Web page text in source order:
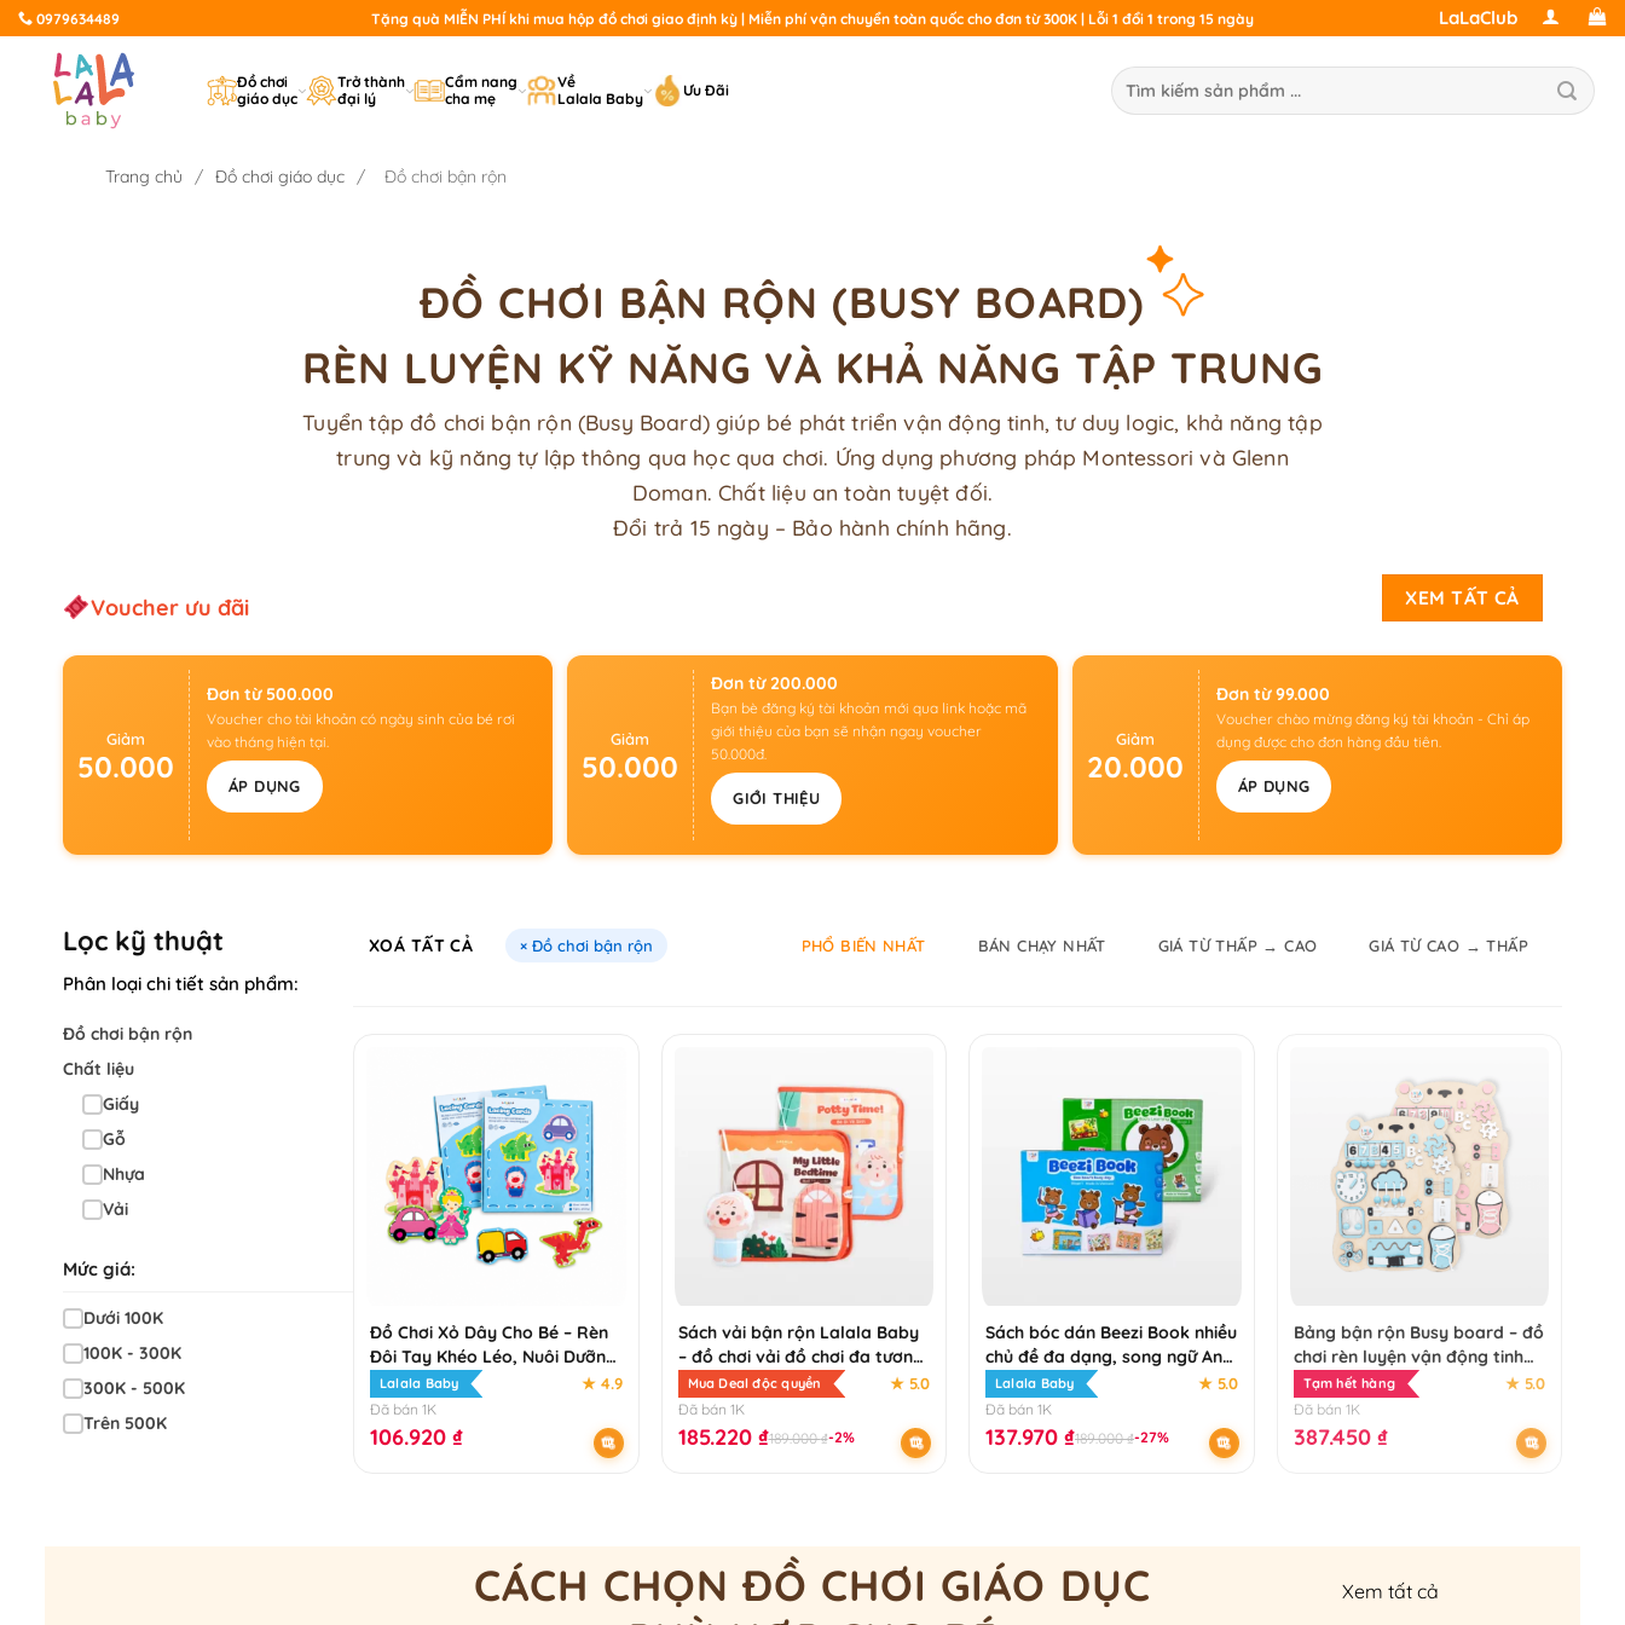
Bỏ
qua
0979634489 Tặng quà MIỄN PHÍ khi mua hộp đồ chơi giao định kỳ | Miễn phí vận chuyển toàn quốc cho đơn từ 300K | Lỗi 1 đổi 1 trong 15 ngày LaLaClub
Đồ chơi
giáo dục
Trở thành
đại lý
Cẩm nang
cha mẹ
Về
Lalala Baby
Ưu Đãi
Trang chủ / Đồ chơi giáo dục / Đồ chơi bận rộn
ĐỒ CHƠI BẬN RỘN (BUSY BOARD)
RÈN LUYỆN KỸ NĂNG VÀ KHẢ NĂNG TẬP TRUNG
Tuyển tập đồ chơi bận rộn (Busy Board) giúp bé phát triển vận động tinh, tư duy logic, khả năng tập
trung và kỹ năng tự lập thông qua học qua chơi. Ứng dụng phương pháp Montessori và Glenn
Doman. Chất liệu an toàn tuyệt đối.
Đổi trả 15 ngày – Bảo hành chính hãng.
Voucher ưu đãi XEM TẤT CẢ
Giảm
50.000
Đơn từ 500.000
Voucher cho tài khoản có ngày sinh của bé rơi
vào tháng hiện tại.
ÁP DỤNG
Giảm
50.000
Đơn từ 200.000
Bạn bè đăng ký tài khoản mới qua link hoặc mã
giới thiệu của bạn sẽ nhận ngay voucher
50.000đ.
GIỚI THIỆU
Giảm
20.000
Đơn từ 99.000
Voucher chào mừng đăng ký tài khoản - Chỉ áp
dụng được cho đơn hàng đầu tiên.
ÁP DỤNG
Lọc kỹ thuật
Phân loại chi tiết sản phẩm:
Đồ chơi bận rộn
Chất liệu
Giấy
Gỗ
Nhựa
Vải
Mức giá:
Dưới 100K
100K - 300K
300K - 500K
Trên 500K
XOÁ TẤT CẢ × Đồ chơi bận rộn PHỔ BIẾN NHẤT BÁN CHẠY NHẤT GIÁ TỪ THẤP → CAO GIÁ TỪ CAO → THẤP
Đồ Chơi Xỏ Dây Cho Bé – Rèn
Đôi Tay Khéo Léo, Nuôi Dưỡng
Tư Duy Từ Những Trò Chơi Đơn
Giản
Lalala Baby ★ 4.9
Đã bán 1K
106.920 ₫
Sách vải bận rộn Lalala Baby
– đồ chơi vải đồ chơi đa tương
tác
Mua Deal độc quyền ★ 5.0
Đã bán 1K
185.220 ₫189.000₫-2%
Sách bóc dán Beezi Book nhiều
chủ đề đa dạng, song ngữ Anh
Việt
Lalala Baby ★ 5.0
Đã bán 1K
137.970 ₫189.000₫-27%
Bảng bận rộn Busy board – đồ
chơi rèn luyện vận động tinh
phát triển tư duy, sáng tạo
cho bé 1-3 tuổi
Tạm hết hàng ★ 5.0
Đã bán 1K
387.450 ₫
CÁCH CHỌN ĐỒ CHƠI GIÁO DỤC
Xem tất cả